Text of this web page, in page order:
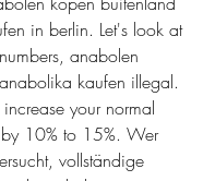
in berlin. Let's look at
anabolen
kaufen illegal.
your normal
10% to 15%. Wer
vollständige